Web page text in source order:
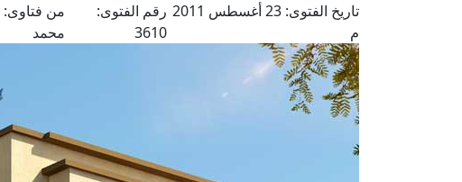
تاريخ الفتوى:
23 أغسطس 2011
م
رقم الفتوى:
3610
من فتاوى:
محمد